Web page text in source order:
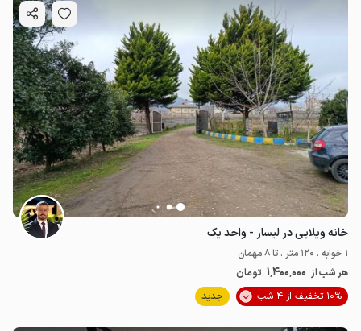
خانه ویلایی در لیسار - واحد یک
1 خوابه . 120 متر . تا 8 مهمان
هر شب از 1٬400٬000 تومان
10% تخفیف از 4 شب
جدید